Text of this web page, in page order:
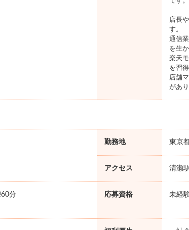
店長
す。
通信
を生
楽天
を習
店舗
があ
勤務地 東京
アクセス 清瀬
分
応募資格 未経